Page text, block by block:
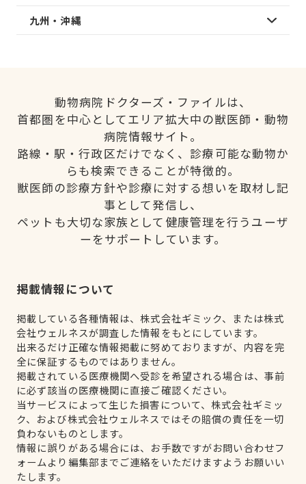
九州・沖縄
動物病院ドクターズ・ファイルは、
首都圏を中心としてエリア拡大中の獣医師・動物
病院情報サイト。
路線・駅・行政区だけでなく、診療可能な動物か
らも検索できることが特徴的。
獣医師の診療方針や診療に対する想いを取材し記
事として発信し、
ペットも大切な家族として健康管理を行うユーザ
ーをサポートしています。
掲載情報について
掲載している各種情報は、株式会社ギミック、または株式
会社ウェルネスが調査した情報をもとにしています。
出来るだけ正確な情報掲載に努めておりますが、内容を完
全に保証するものではありません。
掲載されている医療機関へ受診を希望される場合は、事前
に必ず該当の医療機関に直接ご確認ください。
当サービスによって生じた損害について、株式会社ギミッ
ク、および株式会社ウェルネスではその賠償の責任を一切
負わないものとします。
情報に誤りがある場合には、お手数ですがお問い合わせフ
ォームより編集部までご連絡をいただけますようお願いい
たします。